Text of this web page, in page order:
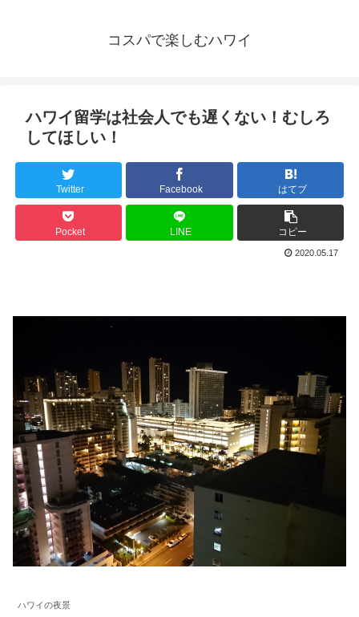
コスパで楽しむハワイ
ハワイ留学は社会人でも遅くない！むしろ
してほしい！
Twitter Facebook はてブ
Pocket LINE コピー
2020.05.17
ハワイの夜景